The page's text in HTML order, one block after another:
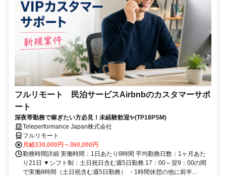
フルリモート 民泊サービスAirbnbのカスタマーサポ
ート
深夜帯勤務で稼ぎたい方必見！未経験歓迎✨(TP18PSM)
Teleperformance Japan株式会社
フルリモート
月給330,000円～360,000円
勤務時間詳細 実働時間：1日あたり8時間 平均勤務日数：1ヶ月あた
り21日 ▼シフト制：土日祝日含む週5日勤務 17：00～翌9：00の間
で実働8時間（土日祝含む週5日勤務） ・1時間休憩の他に前半...